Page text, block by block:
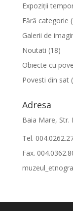
Expoziții
Fără categorie
Galerii de
Noutati (18)
Obiecte cu
Povesti din sat
Adresa
Baia Mare, Str.
Tel.
Fax.